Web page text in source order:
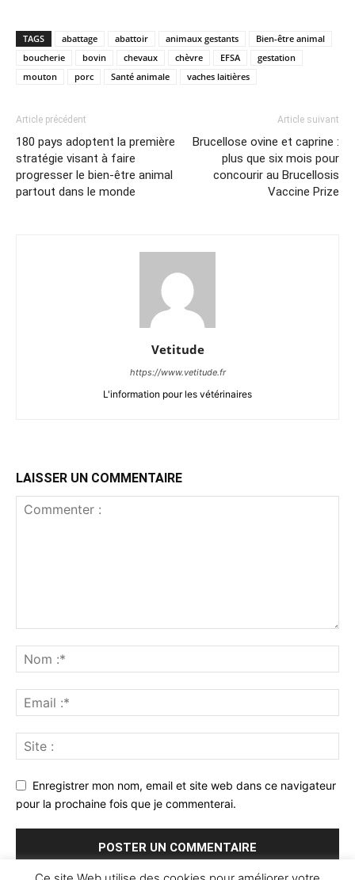
TAGS abattage abattoir animaux gestants
Bien-être animal
boucherie
bovin chevaux chèvre EFSA
gestation
mouton
porc Santé animale vaches laitières
Article précédent
180 pays adoptent la première
stratégie visant à faire
progresser le bien-être animal
partout dans le monde
Article suivant
Brucellose ovine et caprine :
plus que six mois pour
concourir au Brucellosis
Vaccine Prize
Vetitude
https://www.vetitude.fr
L'information pour les vétérinaires
LAISSER UN COMMENTAIRE
Enregistrer mon nom, email et site web dans ce navigateur
pour la prochaine fois que je commenterai.